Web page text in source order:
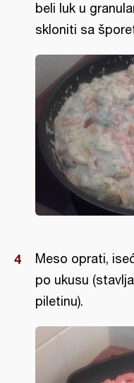
beli luk u
skloniti sa
Meso oprati,
po ukusu
piletinu).